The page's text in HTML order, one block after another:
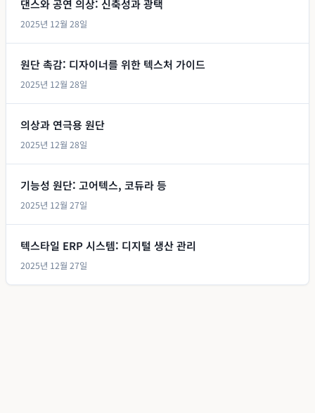
댄스와 공연 의상: 신축성과 광택
2025년 12월 28일
원단 촉감: 디자이너를 위한 텍스처 가이드
2025년 12월 28일
의상과 연극용 원단
2025년 12월 28일
기능성 원단: 고어텍스, 코듀라 등
2025년 12월 27일
텍스타일 ERP 시스템: 디지털 생산 관리
2025년 12월 27일